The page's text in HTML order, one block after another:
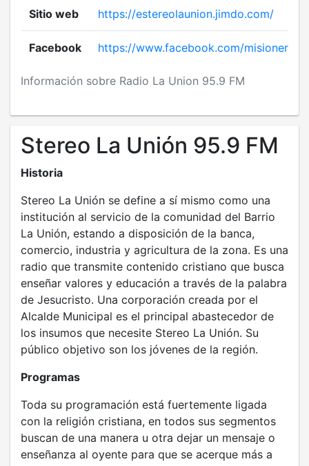
Información sobre Radio La Union 95.9 FM
Sitio web https://estereolaunion.jimdo.com/
Facebook https://www.facebook.com/
Stereo La Unión 95.9 FM
Historia
Stereo La Unión se define a sí mismo como una
institución al servicio de la comunidad del Barrio
La Unión, estando a disposición de la banca,
comercio, industria y agricultura de la zona. Es una
radio que transmite contenido cristiano que busca
enseñar valores y educación a través de la palabra
de Jesucristo. Una corporación creada por el
Alcalde Municipal es el principal abastecedor de
los insumos que necesite Stereo La Unión. Su
público objetivo son los jóvenes de la región.
Programas
Toda su programación está fuertemente ligada
con la religión cristiana, en todos sus segmentos
buscan de una manera u otra dejar un mensaje o
enseñanza al oyente para que se acerque más a